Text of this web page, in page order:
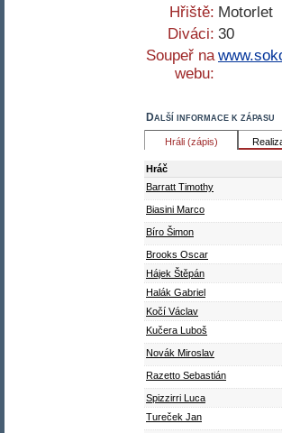
Hřiště: Motorlet
Diváci: 30
Soupeř na
webu:
Další informace k zápasu
Hráli (zápis)
Hráč
Barratt Timothy
Biasini Marco
Bíro Šimon
Brooks Oscar
Hájek Štěpán
Halák Gabriel
Kočí Václav
Kučera Luboš
Novák Miroslav
Razetto Sebastián
Spizzirri Luca
Tureček Jan